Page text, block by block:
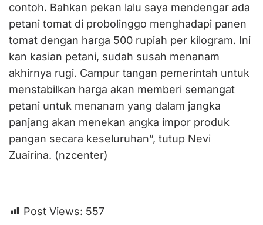
contoh. Bahkan pekan lalu saya mendengar ada
petani tomat di probolinggo menghadapi panen
tomat dengan harga 500 rupiah per kilogram. Ini
kan kasian petani, sudah susah menanam
akhirnya rugi. Campur tangan pemerintah untuk
menstabilkan harga akan memberi semangat
petani untuk menanam yang dalam jangka
panjang akan menekan angka impor produk
pangan secara keseluruhan”, tutup Nevi
Zuairina. (nzcenter)
Post Views: 557